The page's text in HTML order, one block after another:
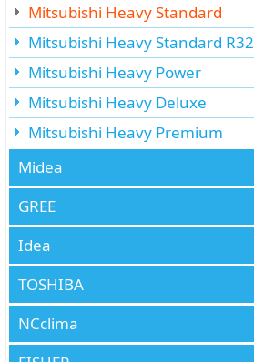
Mitsubishi Heavy Standard
Mitsubishi Heavy Standard R32
Mitsubishi Heavy Power
Mitsubishi Heavy Deluxe
Mitsubishi Heavy Premium
Midea
GREE
Idea
TOSHIBA
NCclima